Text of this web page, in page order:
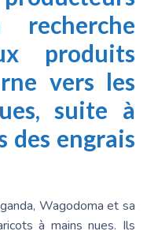
produits
vers les
suite à
des engrais
Wagodoma et sa
à mains nues. Ils